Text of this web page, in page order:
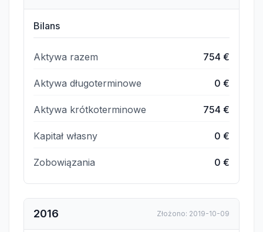
Bilans
Aktywa razem 754 €
Aktywa długoterminowe 0 €
Aktywa krótkoterminowe 754 €
Kapitał własny 0 €
Zobowiązania 0 €
2016 Złożono: 2019-10-09